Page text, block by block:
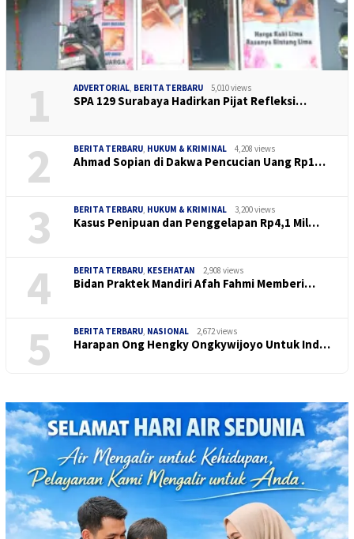
1 ADVERTORIAL, BERITA TERBARU 5,010 views
SPA 129 Surabaya Hadirkan Pijat Refleksi…
2 BERITA TERBARU, HUKUM & KRIMINAL 4,208 views
Ahmad Sopian di Dakwa Pencucian Uang Rp1…
3 BERITA TERBARU, HUKUM & KRIMINAL 3,200 views
Kasus Penipuan dan Penggelapan Rp4,1 Mil…
4 BERITA TERBARU, KESEHATAN 2,908 views
Bidan Praktek Mandiri Afah Fahmi Memberi…
5 BERITA TERBARU, NASIONAL 2,672 views
Harapan Ong Hengky Ongkywijoyo Untuk Ind…